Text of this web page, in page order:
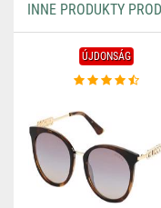
INNE PRODUKTY
ÚJDONSÁG